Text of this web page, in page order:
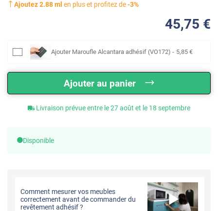
Ajoutez2.88ml en plus et profitez de-3%
45,75 €
Ajouter Maroufle Alcantara adhésif (VO172) - 5,85 €
Ajouter au panier
Livraison prévue entre le 27 août et le 18 septembre
Disponible
Comment mesurer vos meubles
correctement avant de commander du
revêtement adhésif ?